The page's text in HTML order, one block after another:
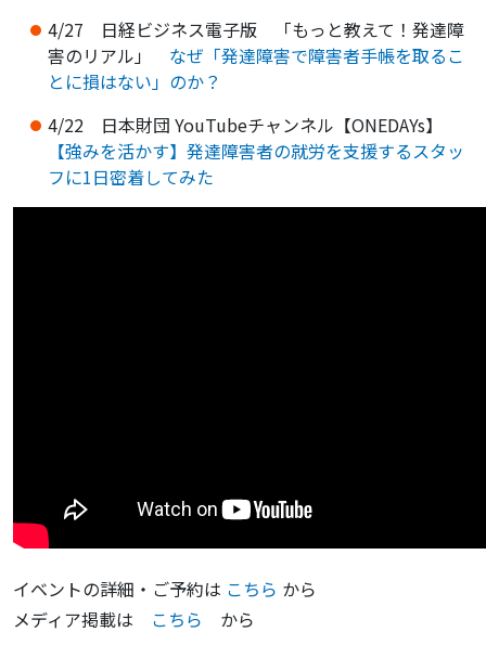
4/27 日経ビジネス電子版 「もっと教えて！発達障
害のリアル」 なぜ「発達障害で障害者手帳を取るこ
とに損はない」のか？
4/22 日本財団 YouTubeチャンネル【ONEDAYs】
【強みを活かす】発達障害者の就労を支援するスタッ
フに1日密着してみた
イベントの詳細・ご予約は こちら から
メディア掲載は こちら から